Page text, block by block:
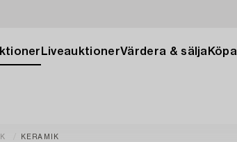
LiveauktionerVärdera & sälja Köpa
KERAMIK